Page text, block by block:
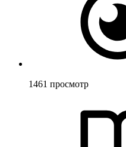
1461 просмотр